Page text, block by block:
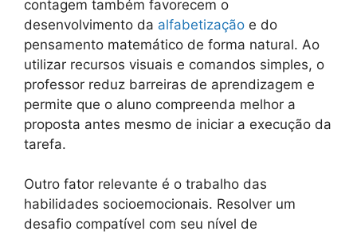
contagem também favorecem o
desenvolvimento da alfabetização e do
pensamento matemático de forma natural. Ao
utilizar recursos visuais e comandos simples, o
professor reduz barreiras de aprendizagem e
permite que o aluno compreenda melhor a
proposta antes mesmo de iniciar a execução da
tarefa.
Outro fator relevante é o trabalho das
habilidades socioemocionais. Resolver um
desafio compatível com seu nível de